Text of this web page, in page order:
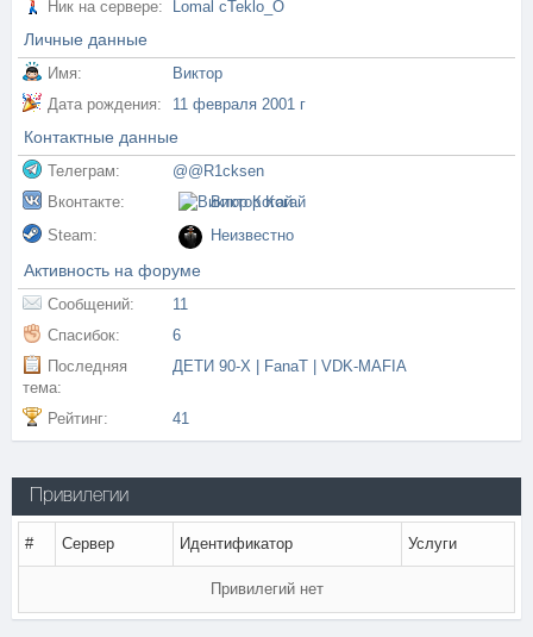
Ник на сервере: Lomal cTeklo_O
Личные данные
Имя:
Виктор
Дата рождения:
11 февраля 2001 г
Контактные данные
Телеграм:
@@R1cksen
Вконтакте:
Виктор Когай
Steam:
Неизвестно
Активность на форуме
Сообщений:
11
Спасибок:
6
Последняя
тема:
ДЕТИ 90-Х | FanaT | VDK-MAFIA
Рейтинг: 41
Привилегии
# Сервер Идентификатор Услуги
Привилегий нет